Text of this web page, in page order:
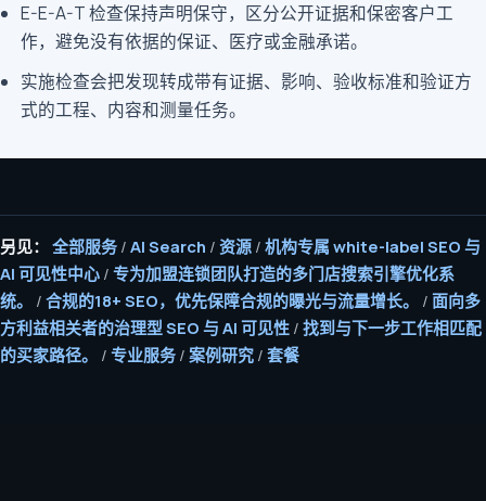
E-E-A-T 检查保持声明保守，区分公开证据和保密客户工
作，避免没有依据的保证、医疗或金融承诺。
实施检查会把发现转成带有证据、影响、验收标准和验证方
式的工程、内容和测量任务。
另见： 全部服务 / AI Search / 资源 / 机构专属 white-label SEO 与
AI 可见性中心 / 专为加盟连锁团队打造的多门店搜索引擎优化系
统。
/ 合规的18+ SEO，优先保障合规的曝光与流量增长。 / 面向多
方利益相关者的治理型 SEO 与 AI 可见性 / 找到与下一步工作相匹配
的买家路径。
/ 专业服务 / 案例研究 / 套餐